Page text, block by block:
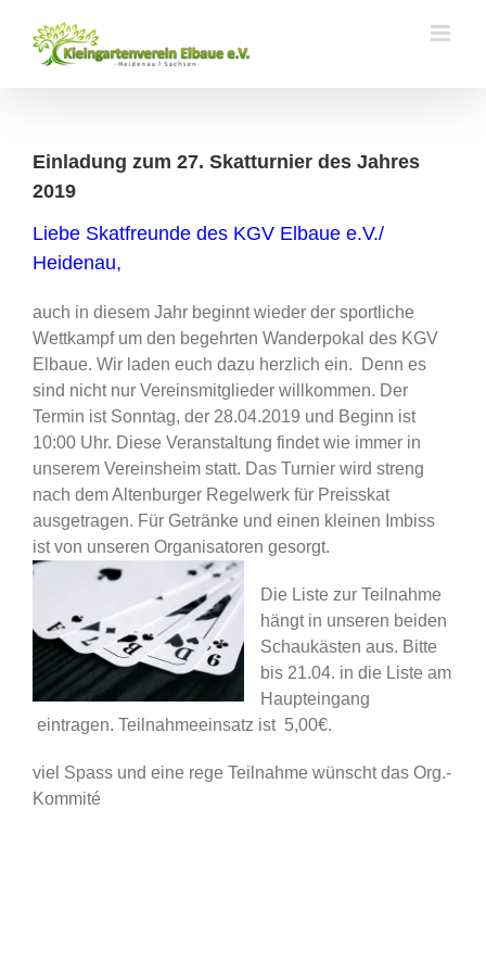
Inhalt
springen
Einladung zum 27. Skatturnier des Jahres
2019
Liebe Skatfreunde des KGV Elbaue e.V./
Heidenau,
auch in diesem Jahr beginnt wieder der sportliche
Wettkampf um den begehrten Wanderpokal des KGV
Elbaue. Wir laden euch dazu herzlich ein. Denn es
sind nicht nur Vereinsmitglieder willkommen. Der
Termin ist Sonntag, der 28.04.2019 und Beginn ist
10:00 Uhr. Diese Veranstaltung findet wie immer in
unserem Vereinsheim statt. Das Turnier wird streng
nach dem Altenburger Regelwerk für Preisskat
ausgetragen. Für Getränke und einen kleinen Imbiss
ist von unseren Organisatoren gesorgt.
Die Liste zur Teilnahme
hängt in unseren beiden
Schaukästen aus. Bitte
bis 21.04. in die Liste am
Haupteingang
eintragen. Teilnahmeeinsatz ist 5,00€.
viel Spass und eine rege Teilnahme wünscht das Org.-
Kommité